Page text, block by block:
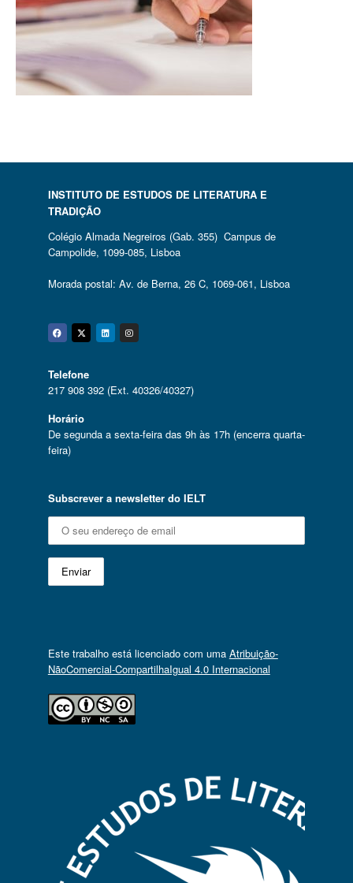
INSTITUTO DE ESTUDOS DE LITERATURA E
TRADIÇÃO
Colégio Almada Negreiros (Gab. 355) Campus de
Campolide, 1099-085, Lisboa
Morada postal: Av. de Berna, 26 C, 1069-061, Lisboa
Facebook
Twitter
Linkedin
Instagram
Telefone
217 908 392 (Ext. 40326/40327)
Horário
De segunda a sexta-feira das 9h às 17h (encerra quarta-
feira)
Subscrever a newsletter do IELT
Este trabalho está licenciado com uma Atribuição-
NãoComercial-CompartilhaIgual 4.0 Internacional